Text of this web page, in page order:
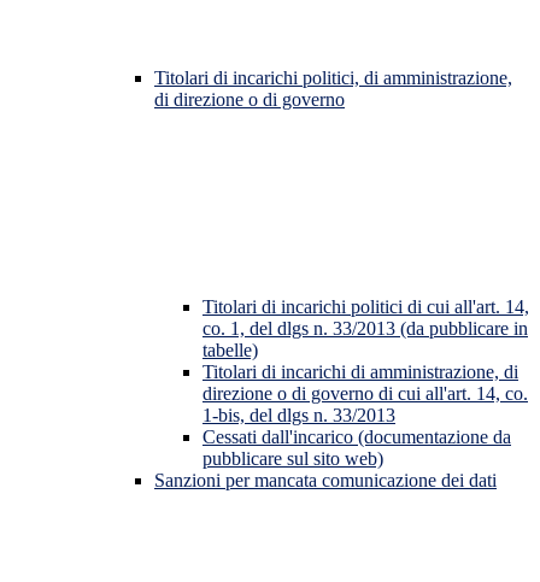
Titolari di incarichi politici, di amministrazione,
di direzione o di governo
Titolari di incarichi politici di cui all'art. 14,
co. 1, del dlgs n. 33/2013 (da pubblicare in
tabelle)
Titolari di incarichi di amministrazione, di
direzione o di governo di cui all'art. 14, co.
1-bis, del dlgs n. 33/2013
Cessati dall'incarico (documentazione da
pubblicare sul sito web)
Sanzioni per mancata comunicazione dei dati